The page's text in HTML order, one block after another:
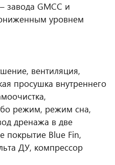
завода GMCC и
уровнем
вентиляция,
просушка внутреннего
режим, режим сна,
дренажа в две
покрытие Blue Fin,
ДУ, компрессор